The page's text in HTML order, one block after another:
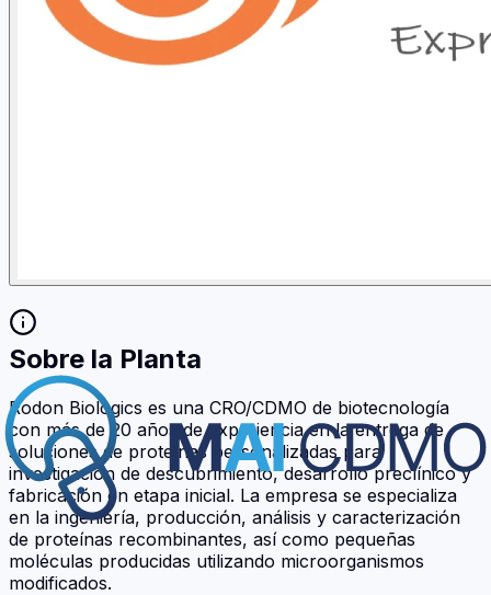
Sobre la Planta
Rodon Biologics es una CRO/CDMO de biotecnología
con más de 20 años de experiencia en la entrega de
soluciones de proteínas personalizadas para
investigación de descubrimiento, desarrollo preclínico y
fabricación en etapa inicial. La empresa se especializa
en la ingeniería, producción, análisis y caracterización
de proteínas recombinantes, así como pequeñas
moléculas producidas utilizando microorganismos
modificados.